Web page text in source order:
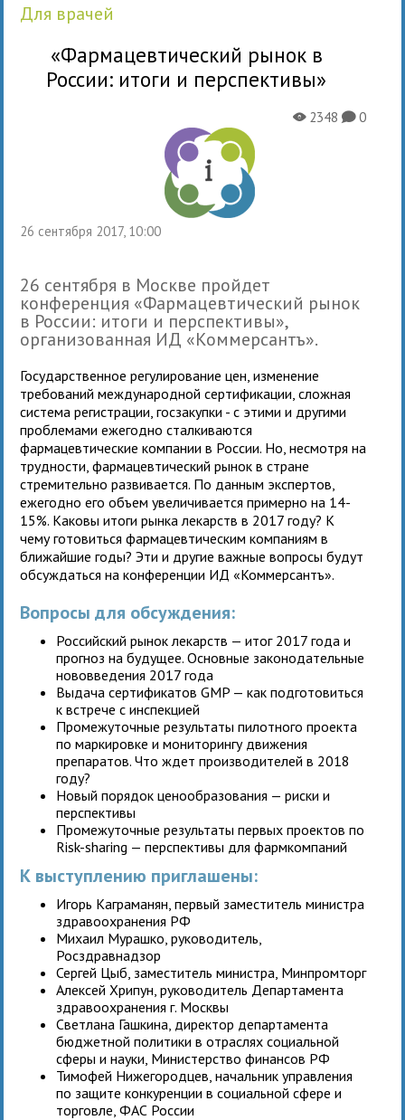
для врачей
«Фармацевтический рынок в
России: итоги и перспективы»
26 сентября 2017, 10:00
X2348K0
26 сентября в Москве пройдет
конференция «Фармацевтический рынок
в России: итоги и перспективы»,
организованная ИД «Коммерсантъ».
Государственное регулирование цен, изменение
требований международной сертификации, сложная
система регистрации, госзакупки - с этими и другими
проблемами ежегодно сталкиваются
фармацевтические компании в России. Но, несмотря на
трудности, фармацевтический рынок в стране
стремительно развивается. По данным экспертов,
ежегодно его объем увеличивается примерно на 14-
15%. Каковы итоги рынка лекарств в 2017 году? К
чему готовиться фармацевтическим компаниям в
ближайшие годы? Эти и другие важные вопросы будут
обсуждаться на конференции ИД «Коммерсантъ».
Вопросы для обсуждения:
Российский рынок лекарств — итог 2017 года и
прогноз на будущее. Основные законодательные
нововведения 2017 года
Выдача сертификатов GMP — как подготовиться
к встрече с инспекцией
Промежуточные результаты пилотного проекта
по маркировке и мониторингу движения
препаратов. Что ждет производителей в 2018
году?
Новый порядок ценообразования — риски и
перспективы
Промежуточные результаты первых проектов по
Risk-sharing — перспективы для фармкомпаний
К выступлению приглашены:
Игорь Каграманян, первый заместитель министра
здравоохранения РФ
Михаил Мурашко, руководитель,
Росздравнадзор
Сергей Цыб, заместитель министра, Минпромторг
Алексей Хрипун, руководитель Департамента
здравоохранения г. Москвы
Светлана Гашкина, директор департамента
бюджетной политики в отраслях социальной
сферы и науки, Министерство финансов РФ
Тимофей Нижегородцев, начальник управления
по защите конкуренции в социальной сфере и
торговле, ФАС России